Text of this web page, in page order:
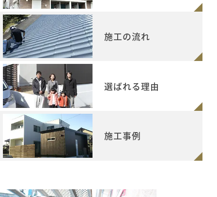
施工の流れ
選ばれる理由
施工事例